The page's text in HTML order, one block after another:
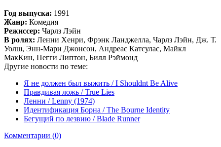
Год выпуска: 1991
Жанр: Комедия
Режиссер: Чарлз Лэйн
В ролях: Ленни Хенри, Фрэнк Ланджелла, Чарлз Лэйн, Дж. Т.
Уолш, Энн-Мари Джонсон, Андреас Катсулас, Майкл
МакКин, Пегги Липтон, Билл Рэймонд
Другие новости по теме:
Я не должен был выжить / I Shouldnt Be Alive
Правдивая ложь / True Lies
Ленни / Lenny (1974)
Идентификация Борна / The Bourne Identity
Бегущий по лезвию / Blade Runner
Комментарии (0)